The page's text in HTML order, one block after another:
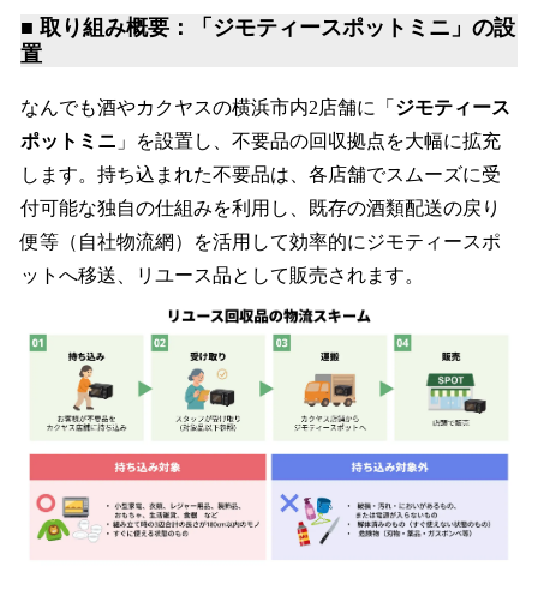
■ 取り組み概要：「ジモティースポットミニ」の設
置
なんでも酒やカクヤスの横浜市内2店舗に「 ジモティース
ポットミニ 」を設置し、不要品の回収拠点を大幅に拡充
します。持ち込まれた不要品は、各店舗でスムーズに受
付可能な独自の仕組みを利用し、既存の酒類配送の戻り
便等（自社物流網）を活用して効率的にジモティースポ
ットへ移送、リユース品として販売されます。